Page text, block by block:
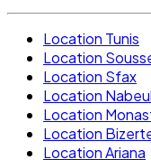
Location Tunis
Location
Location Sfax
Location Nabeul
Location
Location
Location Ariana